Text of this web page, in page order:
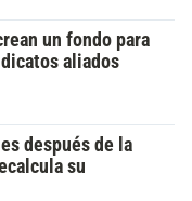
un fondo para
aliados
después de la
su